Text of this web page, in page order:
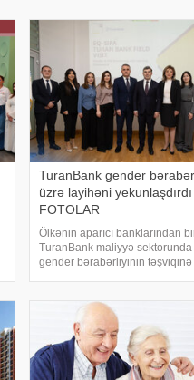
TuranBank gender
üzrə layihəni
FOTOLAR
Ölkənin aparıcı banklarından
TuranBank maliyyə sektorunda
gender bərabərliyinin təşviqinə
tərəfindən tənzimlənən aparıcı
fondu Enabling Qapita